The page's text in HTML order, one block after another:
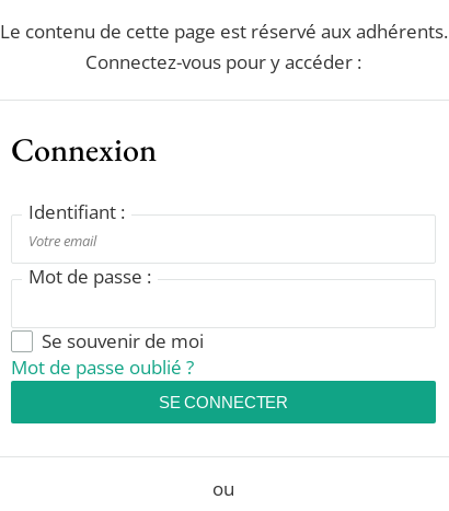
Le contenu de cette page est réservé aux adhérents.
Connectez-vous pour y accéder :
Connexion
Identifiant :
Mot de passe :
Se souvenir de moi
Mot de passe oublié ?
SE CONNECTER
ou